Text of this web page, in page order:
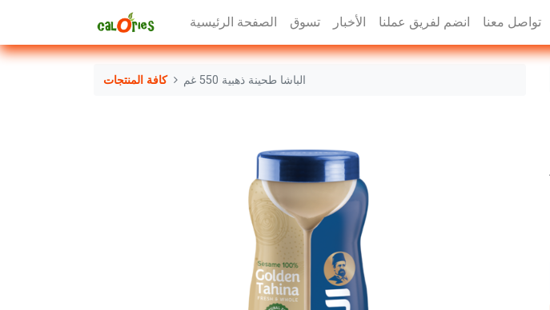
الصفحة الرئيسية تسوق الأخبار انضم لفريق عملنا تواصل معنا
كافة المنتجات الباشا طحينة ذهبية 550 غم